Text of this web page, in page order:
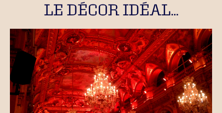
LE DÉCOR IDÉAL…